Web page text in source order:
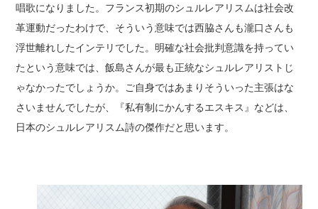
唱歌になりました。フランス初期のシュルレアリスムは社会改
革運動だったわけで、そういう意味では西脇さんも瀧口さんも
浮世離れしたインテリでした。明確な社会批判意識を持ってい
たという意味では、飯島さんが最も正統なシュルレアリストじ
ゃなかったでしょうか。ご自身ではあまりそういった主張はな
さいませんでしたが、『私有制にかんするエスキス』などは、
日本のシュルレアリスム詩の傑作だと思います。